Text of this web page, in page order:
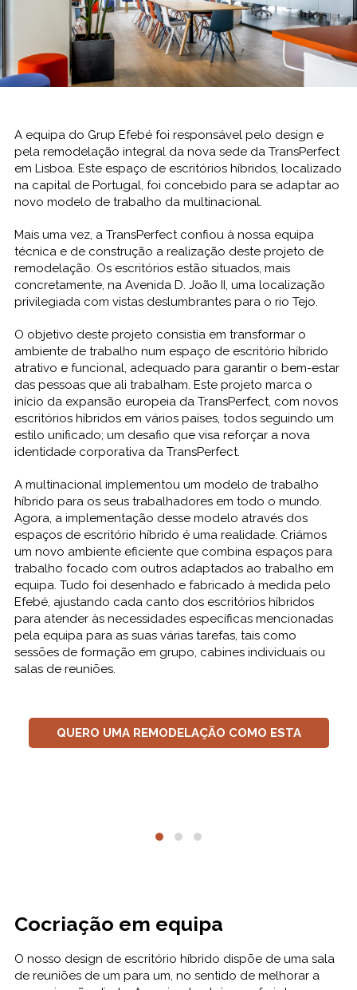
A equipa do Grup Efebé foi responsável pelo design e
pela remodelação integral da nova sede da TransPerfect
em Lisboa. Este espaço de escritórios híbridos, localizado
na capital de Portugal, foi concebido para se adaptar ao
novo modelo de trabalho da multinacional.
Mais uma vez, a TransPerfect confiou à nossa equipa
técnica e de construção a realização deste projeto de
remodelação. Os escritórios estão situados, mais
concretamente, na Avenida D. João II, uma localização
privilegiada com vistas deslumbrantes para o rio Tejo.
O objetivo deste projeto consistia em transformar o
ambiente de trabalho num espaço de escritório híbrido
atrativo e funcional, adequado para garantir o bem-estar
das pessoas que ali trabalham. Este projeto marca o
início da expansão europeia da TransPerfect, com novos
escritórios híbridos em vários países, todos seguindo um
estilo unificado; um desafio que visa reforçar a nova
identidade corporativa da TransPerfect.
A multinacional implementou um modelo de trabalho
híbrido para os seus trabalhadores em todo o mundo.
Agora, a implementação desse modelo através dos
espaços de escritório híbrido é uma realidade. Criámos
um novo ambiente eficiente que combina espaços para
trabalho focado com outros adaptados ao trabalho em
equipa. Tudo foi desenhado e fabricado à medida pelo
Efebé, ajustando cada canto dos escritórios híbridos
para atender às necessidades específicas mencionadas
pela equipa para as suas várias tarefas, tais como
sessões de formação em grupo, cabines individuais ou
salas de reuniões.
QUERO UMA REMODELAÇÃO COMO ESTA
Cocriação em equipa
O nosso design de escritório híbrido dispõe de uma sala
de reuniões de um para um, no sentido de melhorar a